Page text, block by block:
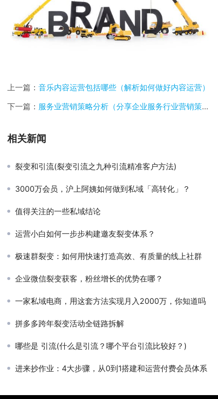
上一篇： 音乐内容运营包括哪些（解析如何做好内容运营）
下一篇： 服务业营销策略分析（分享企业服务行业营销策略）
相关新闻
裂变和引流(裂变引流之九种引流精准客户方法)
3000万会员，沪上阿姨如何做到私域「高转化」？
值得关注的一些私域结论
运营小白如何一步步构建邀友裂变体系？
极速群裂变：如何用快速打造高效、有质量的线上社群
企业微信裂变获客，粉丝增长的优势在哪？
一家私域电商，用这套方法实现月入2000万，你知道吗
拼多多跨年裂变活动全链路拆解
哪些是 引流(什么是引流？哪个平台引流比较好？)
进来抄作业：4大步骤，从0到1搭建和运营付费会员体系